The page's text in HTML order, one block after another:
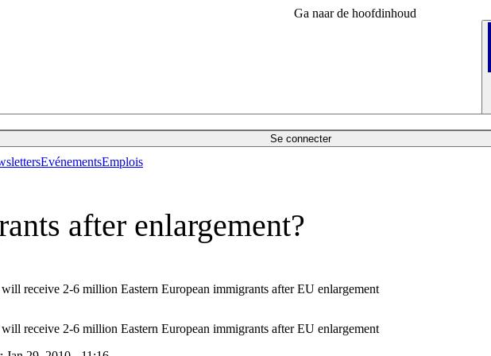
Ga naar de hoofdinhoud
Se connecter
EvénementsEmplois
after enlargement?
receive 2-6 million Eastern European immigrants after EU enlargement
receive 2-6 million Eastern European immigrants after EU enlargement